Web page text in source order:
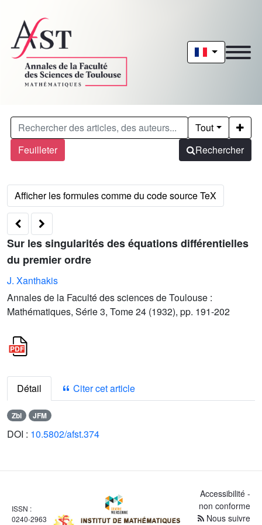
Feuilleter
Tout
Rechercher
Sur les singularités des équations différentielles
du premier ordre
J. Xanthakis
Annales de la Faculté des sciences de Toulouse :
Mathématiques, Série 3, Tome 24 (1932), pp. 191-202
Détail Citer cet article
Zbl JFM
DOI : 10.5802/afst.374
ISSN :
0240-2963
Accessibilité -
non conforme
Nous suivre